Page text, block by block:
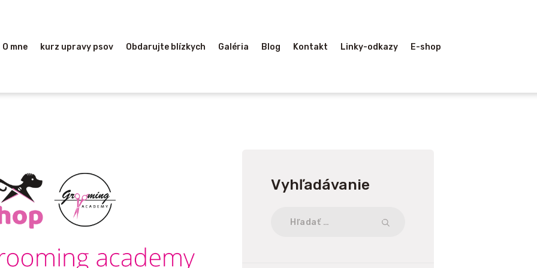
O mne kurz upravy psov Obdarujte blízkych Galéria Blog Kontakt Linky-odkazy E-shop
O MNE
PSOV
GALÉRIA
BLOG
KONTAKT
LINKY-ODKAZY
Vyhľadávanie